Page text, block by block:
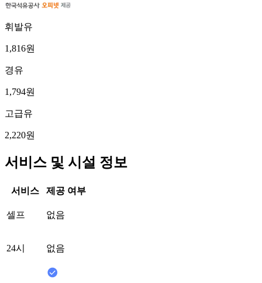
휘발유
1,816원
경유
1,794원
고급유
2,220원
서비스 및 시설 정보
서비스 제공 여부
셀프 없음
24시 없음